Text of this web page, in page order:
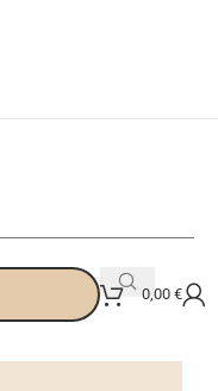
0,00 €